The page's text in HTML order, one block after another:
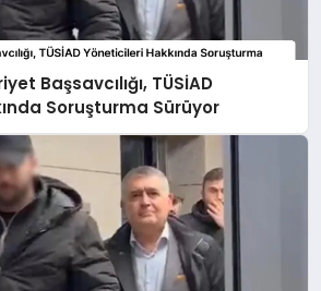
Başsavcılığı, TÜSİAD
Soruşturma Sürüyor